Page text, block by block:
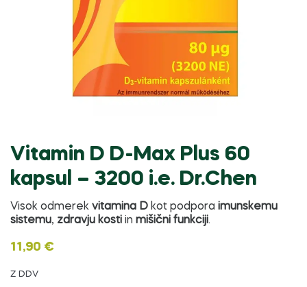
Vitamin D D-Max Plus 60
kapsul – 3200 i.e. Dr.Chen
Visok odmerek vitamina D kot podpora imunskemu
sistemu, zdravju kosti in mišični funkciji.
11,90 €
Z DDV